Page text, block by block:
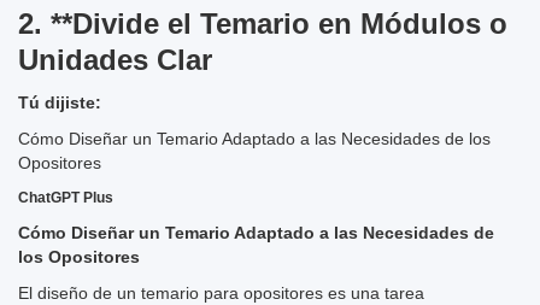
2. **Divide el Temario en Módulos o
Unidades Clar
Tú dijiste:
Cómo Diseñar un Temario Adaptado a las Necesidades de los
Opositores
ChatGPT Plus
Cómo Diseñar un Temario Adaptado a las Necesidades de
los Opositores
El diseño de un temario para opositores es una tarea